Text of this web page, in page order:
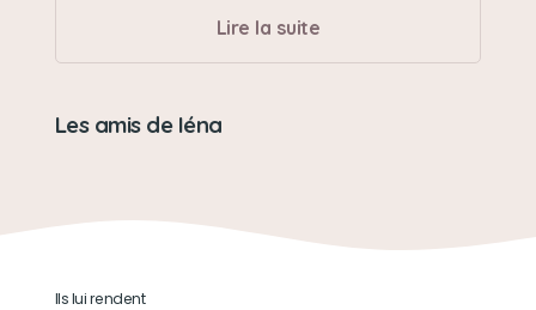
Lire la suite
Les amis de Iéna
Ils lui rendent